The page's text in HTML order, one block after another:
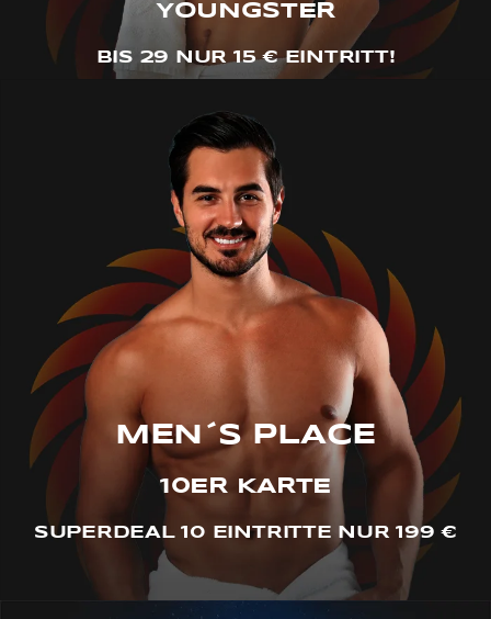
YOUNGSTER
BIS 29 NUR 15 € EINTRITT!
MEN´S PLACE
10ER KARTE
SUPERDEAL 10 EINTRITTE NUR 199 €